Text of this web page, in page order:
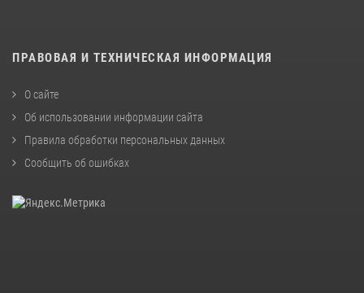
ПРАВОВАЯ И ТЕХНИЧЕСКАЯ ИНФОРМАЦИЯ
О сайте
Об использовании информации сайта
Правила обработки персональных данных
Сообщить об ошибках